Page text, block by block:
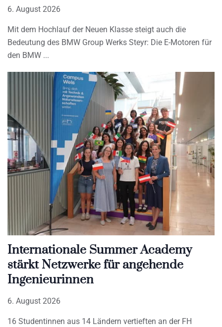
6. August 2026
Mit dem Hochlauf der Neuen Klasse steigt auch die
Bedeutung des BMW Group Werks Steyr: Die E-Motoren für
den BMW
Internationale Summer Academy
stärkt Netzwerke für angehende
Ingenieurinnen
6. August 2026
16 Studentinnen aus 14 Ländern vertieften an der FH